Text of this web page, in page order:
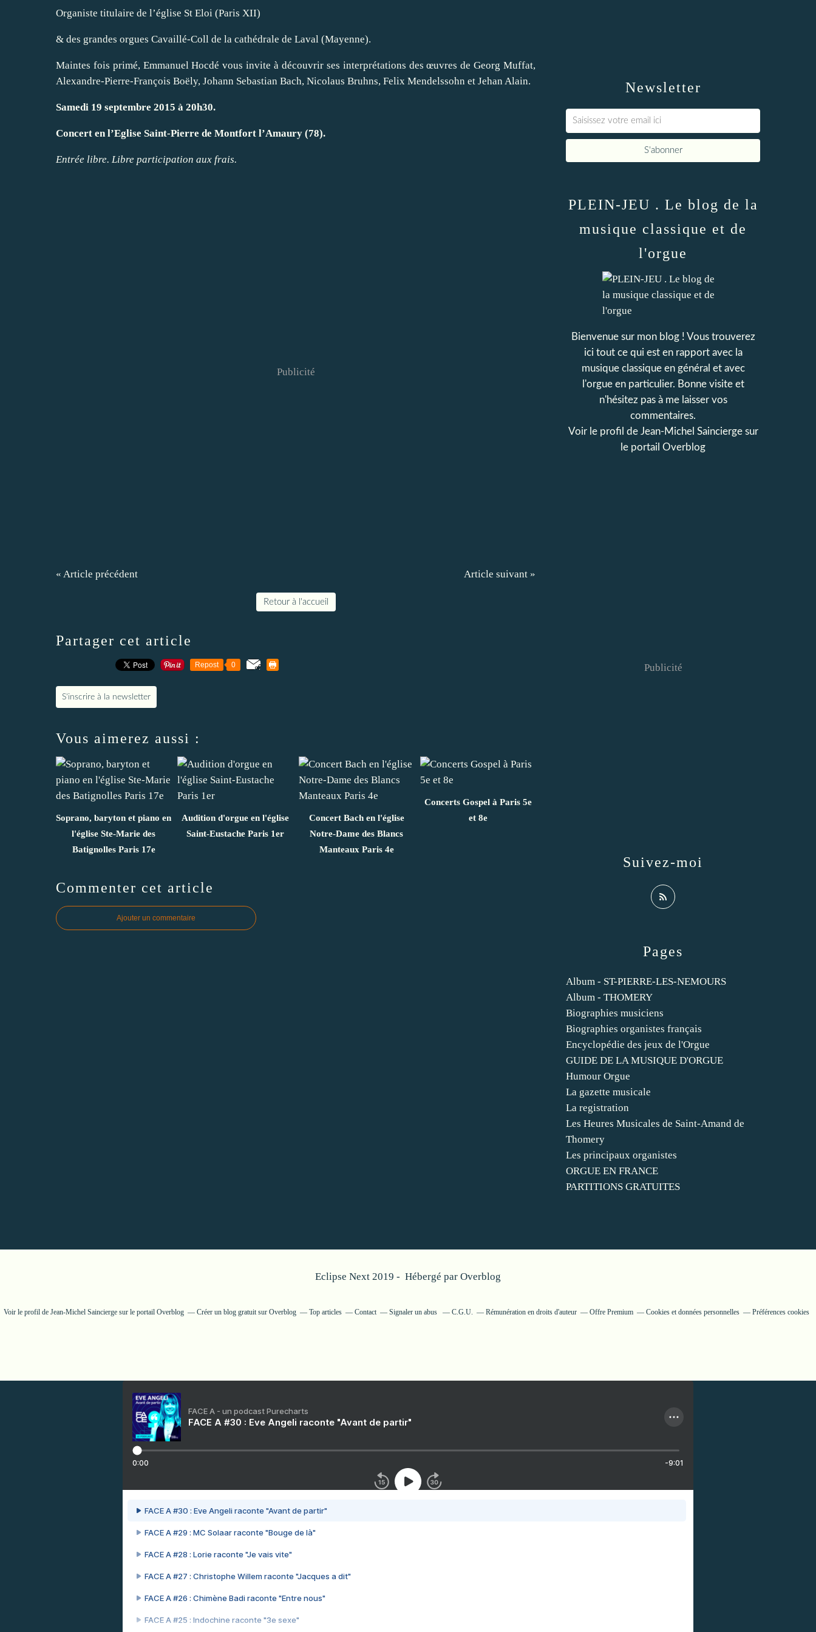
Organiste titulaire de l’église St Eloi (Paris XII)
& des grandes orgues Cavaillé-Coll de la cathédrale de Laval (Mayenne).
Maintes fois primé, Emmanuel Hocdé vous invite à découvrir ses interprétations des œuvres de Georg Muffat,
Alexandre-Pierre-François Boëly, Johann Sebastian Bach, Nicolaus Bruhns, Felix Mendelssohn et Jehan Alain.
Samedi 19 septembre 2015 à 20h30.
Concert en l’Eglise Saint-Pierre de Montfort l’Amaury (78).
Entrée libre. Libre participation aux frais.
Publicité
« Article précédent Article suivant »
Retour à l'accueil
Partager cet article
Repost 0
S'inscrire à la newsletter
Vous aimerez aussi :
Soprano, baryton et piano en
l'église Ste-Marie des
Batignolles Paris 17e
Audition d'orgue en l'église
Saint-Eustache Paris 1er
Concert Bach en l'église
Notre-Dame des Blancs
Manteaux Paris 4e
Concerts Gospel à Paris 5e
et 8e
Commenter cet article
Ajouter un commentaire
Newsletter
Pages
Album - ST-PIERRE-LES-NEMOURS
Album - THOMERY
Biographies musiciens
Biographies organistes français
Encyclopédie des jeux de l'Orgue
GUIDE DE LA MUSIQUE D'ORGUE
Humour Orgue
La gazette musicale
La registration
Les Heures Musicales de Saint-Amand de
Thomery
Les principaux organistes
ORGUE EN FRANCE
PARTITIONS GRATUITES
PLEIN-JEU . Le blog de la
musique classique et de
l'orgue
Bienvenue sur mon blog ! Vous trouverez
ici tout ce qui est en rapport avec la
musique classique en général et avec
l'orgue en particulier. Bonne visite et
n'hésitez pas à me laisser vos
commentaires.
Voir le profil de Jean-Michel Sainciergesur
le portail Overblog
Suivez-moi
Publicité
Eclipse Next 2019 - Hébergé par Overblog
Voir le profil de Jean-Michel Sainciergesur le portail Overblog Créer un blog gratuit sur Overblog Top articles Contact Signaler un abus C.G.U. Rémunération en droits d'auteur Offre Premium Cookies et données personnelles Préférences cookies
FACE A - un podcast Purecharts
FACE A #30 : Eve Angeli raconte "Avant de partir"
0:00 -9:01
FACE A #30 : Eve Angeli raconte "Avant de partir"
FACE A #29 : MC Solaar raconte "Bouge de là"
FACE A #28 : Lorie raconte "Je vais vite"
FACE A #27 : Christophe Willem raconte "Jacques a dit"
FACE A #26 : Chimène Badi raconte "Entre nous"
FACE A #25 : Indochine raconte "3e sexe"